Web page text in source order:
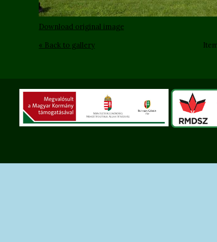
Download original image
« Back to gallery